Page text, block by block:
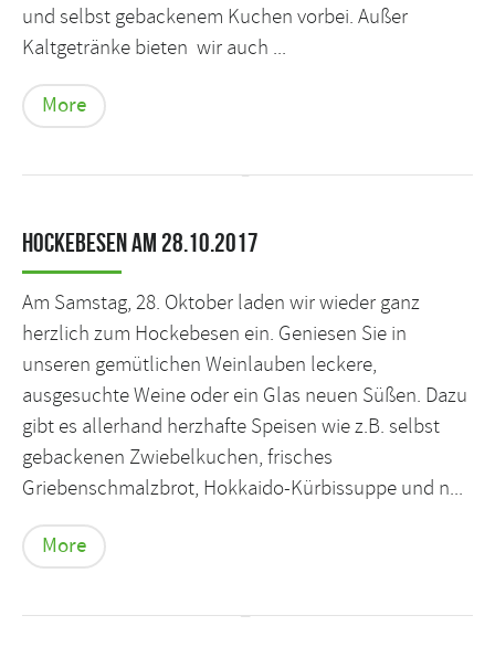
und selbst gebackenem Kuchen vorbei. Außer
Kaltgetränke bieten wir auch ...
More
Hockebesen am 28.10.2017
Am Samstag, 28. Oktober laden wir wieder ganz
herzlich zum Hockebesen ein. Geniesen Sie in
unseren gemütlichen Weinlauben leckere,
ausgesuchte Weine oder ein Glas neuen Süßen. Dazu
gibt es allerhand herzhafte Speisen wie z.B. selbst
gebackenen Zwiebelkuchen, frisches
Griebenschmalzbrot, Hokkaido-Kürbissuppe und n...
More